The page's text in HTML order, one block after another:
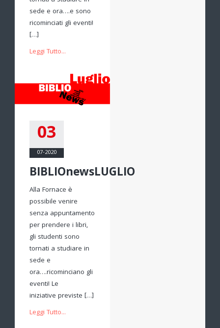
sede e ora….e sono
ricominciati gli eventi!
[…]
Leggi Tutto...
03
07-2020
BIBLIOnewsLUGLIO
Alla Fornace è
possibile venire
senza appuntamento
per prendere i libri,
gli studenti sono
tornati a studiare in
sede e
ora….ricominciano gli
eventi! Le
iniziative previste […]
Leggi Tutto...